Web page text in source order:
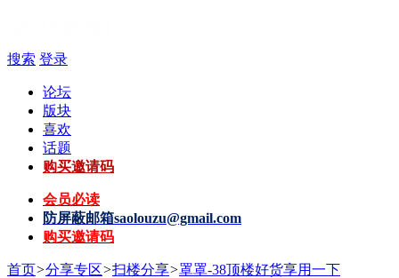
搜索 登录
论坛
版块
喜欢
话题
购买邀请码
会员必读
防屏蔽邮箱saolouzu@gmail.com
购买邀请码
首页>分享专区>扫楼分享>罩罩-38顶楼好货享用一下